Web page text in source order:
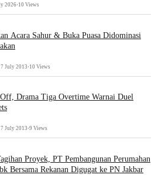
2026•10 Views
Acara Sahur & Buka Puasa Didominasi
July 2013 •10 Views
Drama Tiga Overtime Warnai Duel
July 2013 •9 Views
Proyek, PT Pembangunan Perumahan
Bersama Rekanan Digugat ke PN Jakbar